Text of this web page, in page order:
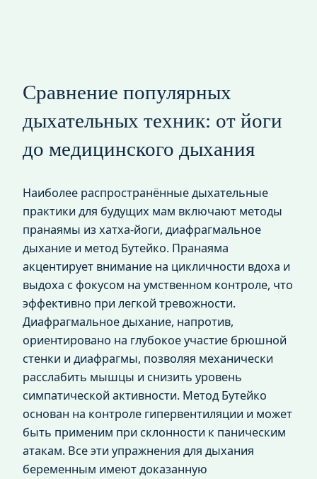
Сравнение популярных
дыхательных техник: от йоги
до медицинского дыхания
Наиболее распространённые дыхательные
практики для будущих мам включают методы
пранаямы из хатха-йоги, диафрагмальное
дыхание и метод Бутейко. Пранаяма
акцентирует внимание на цикличности вдоха и
выдоха с фокусом на умственном контроле, что
эффективно при легкой тревожности.
Диафрагмальное дыхание, напротив,
ориентировано на глубокое участие брюшной
стенки и диафрагмы, позволяя механически
расслабить мышцы и снизить уровень
симпатической активности. Метод Бутейко
основан на контроле гипервентиляции и может
быть применим при склонности к паническим
атакам. Все эти упражнения для дыхания
беременным имеют доказанную